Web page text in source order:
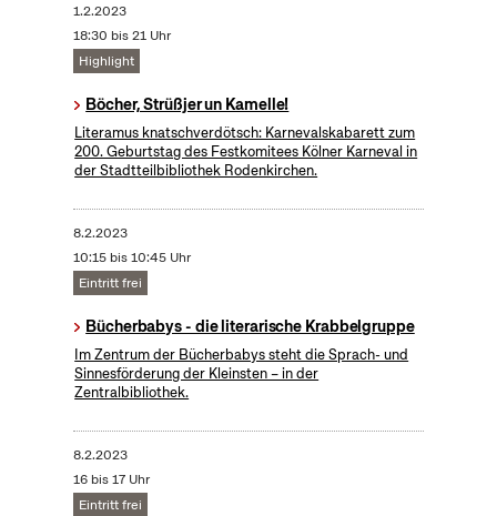
1.2.2023
18:30 bis 21 Uhr
Highlight
Böcher, Strüßjer un Kamelle!
Literamus knatschverdötsch: Karnevalskabarett zum
200. Geburtstag des Festkomitees Kölner Karneval in
der Stadtteilbibliothek Rodenkirchen.
8.2.2023
10:15 bis 10:45 Uhr
Eintritt frei
Bücherbabys - die literarische Krabbelgruppe
Im Zentrum der Bücherbabys steht die Sprach- und
Sinnesförderung der Kleinsten – in der
Zentralbibliothek.
8.2.2023
16 bis 17 Uhr
Eintritt frei